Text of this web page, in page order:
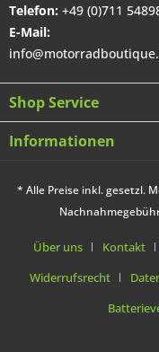
Telefon: +49 (0)711
E-Mail:
Shop Service
Informationen
* Alle Preise inkl. gesetzl.
Über uns Kontakt
Widerrufsrecht